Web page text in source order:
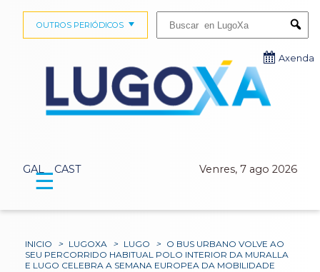
GAL CAST Venres, 7 ago 2026
OUTROS PERIÓDICOS
Axenda
☰
INICIO > LUGOXA > LUGO > O BUS URBANO VOLVE AO
SEU PERCORRIDO HABITUAL POLO INTERIOR DA MURALLA
E LUGO CELEBRA A SEMANA EUROPEA DA MOBILIDADE